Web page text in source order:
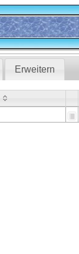
Erweitern